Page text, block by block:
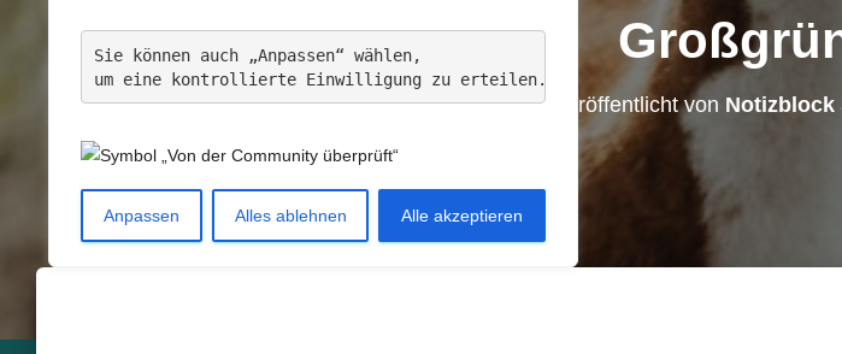
Sie können auch „Anpassen“ wählen,
um eine kontrollierte Einwilligung zu erteilen.
Anpassen Alles ablehnen Alle akzeptieren
Veröffentlicht von Notizblock